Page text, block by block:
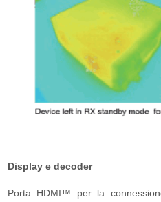
Display e decoder
Porta HDMI™ per la